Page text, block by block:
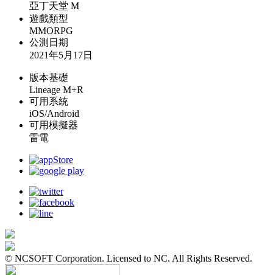
亞丁天堂 M
遊戲類型
MMORPG
公測日期
2021年5月17日
版本基礎
Lineage M+R
可用系統
iOS/Android
可用模擬器
雷電
© NCSOFT Corporation. Licensed to NC. All Rights Reserved.